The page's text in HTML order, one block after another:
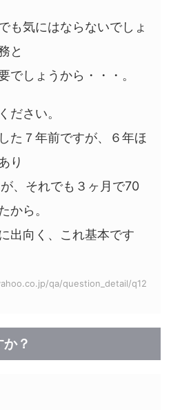
も気にはならないでしょ
と
でしょうから・・・。
ださい。
た７年前ですが、６年ほ
り
、それでも３ヶ月で70
から。
出向く、これ基本です
qa/question_detail/q12
？